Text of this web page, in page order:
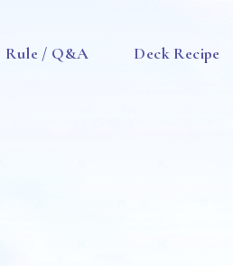
Rule / Q&A Deck Recipe